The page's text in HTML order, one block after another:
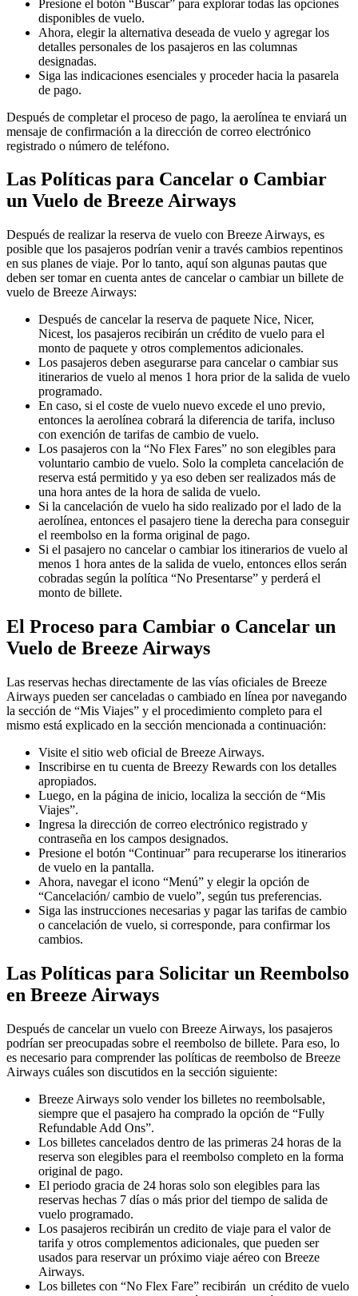
Presione el botón “Buscar” para explorar todas las opciones
disponibles de vuelo.
Ahora, elegir la alternativa deseada de vuelo y agregar los
detalles personales de los pasajeros en las columnas
designadas.
Siga las indicaciones esenciales y proceder hacia la pasarela
de pago.
Después de completar el proceso de pago, la aerolínea te enviará un
mensaje de confirmación a la dirección de correo electrónico
registrado o número de teléfono.
Las Políticas para Cancelar o Cambiar
un Vuelo de Breeze Airways
Después de realizar la reserva de vuelo con Breeze Airways, es
posible que los pasajeros podrían venir a través cambios repentinos
en sus planes de viaje. Por lo tanto, aquí son algunas pautas que
deben ser tomar en cuenta antes de cancelar o cambiar un billete de
vuelo de Breeze Airways:
Después de cancelar la reserva de paquete Nice, Nicer,
Nicest, los pasajeros recibirán un crédito de vuelo para el
monto de paquete y otros complementos adicionales.
Los pasajeros deben asegurarse para cancelar o cambiar sus
itinerarios de vuelo al menos 1 hora prior de la salida de vuelo
programado.
En caso, si el coste de vuelo nuevo excede el uno previo,
entonces la aerolínea cobrará la diferencia de tarifa, incluso
con exención de tarifas de cambio de vuelo.
Los pasajeros con la “No Flex Fares” no son elegibles para
voluntario cambio de vuelo. Solo la completa cancelación de
reserva está permitido y ya eso deben ser realizados más de
una hora antes de la hora de salida de vuelo.
Si la cancelación de vuelo ha sido realizado por el lado de la
aerolínea, entonces el pasajero tiene la derecha para conseguir
el reembolso en la forma original de pago.
Si el pasajero no cancelar o cambiar los itinerarios de vuelo al
menos 1 hora antes de la salida de vuelo, entonces ellos serán
cobradas según la política “No Presentarse” y perderá el
monto de billete.
El Proceso para Cambiar o Cancelar un
Vuelo de Breeze Airways
Las reservas hechas directamente de las vías oficiales de Breeze
Airways pueden ser canceladas o cambiado en línea por navegando
la sección de “Mis Viajes” y el procedimiento completo para el
mismo está explicado en la sección mencionada a continuación:
Visite el sitio web oficial de Breeze Airways.
Inscribirse en tu cuenta de Breezy Rewards con los detalles
apropiados.
Luego, en la página de inicio, localiza la sección de “Mis
Viajes”.
Ingresa la dirección de correo electrónico registrado y
contraseña en los campos designados.
Presione el botón “Continuar” para recuperarse los itinerarios
de vuelo en la pantalla.
Ahora, navegar el icono “Menú” y elegir la opción de
“Cancelación/ cambio de vuelo”, según tus preferencias.
Siga las instrucciones necesarias y pagar las tarifas de cambio
o cancelación de vuelo, si corresponde, para confirmar los
cambios.
Las Políticas para Solicitar un Reembolso
en Breeze Airways
Después de cancelar un vuelo con Breeze Airways, los pasajeros
podrían ser preocupadas sobre el reembolso de billete. Para eso, lo
es necesario para comprender las políticas de reembolso de Breeze
Airways cuáles son discutidos en la sección siguiente:
Breeze Airways solo vender los billetes no reembolsable,
siempre que el pasajero ha comprado la opción de “Fully
Refundable Add Ons”.
Los billetes cancelados dentro de las primeras 24 horas de la
reserva son elegibles para el reembolso completo en la forma
original de pago.
El periodo gracia de 24 horas solo son elegibles para las
reservas hechas 7 días o más prior del tiempo de salida de
vuelo programado.
Los pasajeros recibirán un credito de viaje para el valor de
tarifa y otros complementos adicionales, que pueden ser
usados para reservar un próximo viaje aéreo con Breeze
Airways.
Los billetes con “No Flex Fare” recibirán un crédito de vuelo